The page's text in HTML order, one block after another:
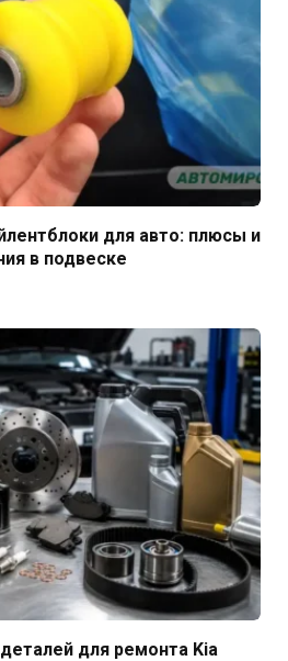
для авто: плюсы и
в подвеске
для ремонта Kia